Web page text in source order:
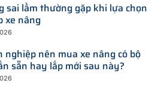
sai lầm thường gặp khi lựa chọn
xe nâng
nghiệp nên mua xe nâng có bộ
sẵn hay lắp mới sau này?